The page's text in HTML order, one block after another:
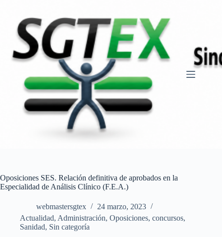
contenido
Oposiciones SES. Relación definitiva de aprobados en la
Especialidad de Análisis Clínico (F.E.A.)
webmastersgtex
24 marzo, 2023
Actualidad, Administración, Oposiciones, concursos,
Sanidad, Sin categoría